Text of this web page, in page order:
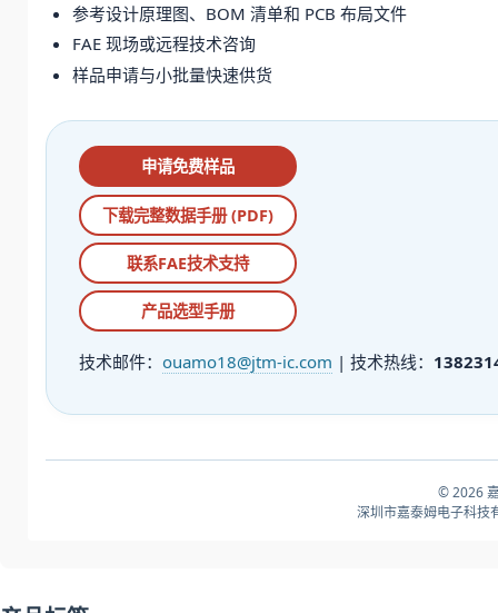
参考设计原理图、BOM 清单和 PCB 布局文件
FAE 现场或远程技术咨询
样品申请与小批量快速供货
申请免费样品
下载完整数据手册 (PDF)
联系FAE技术支持
产品选型手册
技术邮件： ouamo18@jtm-ic.com | 技术热线：
© 2026
深圳市嘉泰姆电子科